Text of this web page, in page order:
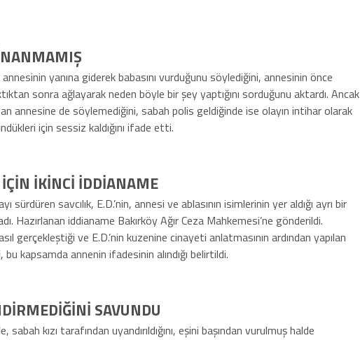
yanına giderek babasını vurduğunu söylediğini, annesinin önce
sonra ağlayarak neden böyle bir şey yaptığını sorduğunu aktardı. Ancak
an annesine de söylemediğini, sabah polis geldiğinde ise olayın intihar olarak
için sessiz kaldığını ifade etti.
İKİNCİ İDDİANAME
sürdüren savcılık, E.D.’nin, annesi ve ablasının isimlerinin yer aldığı ayrı bir
Hazırlanan iddianame Bakırköy Ağır Ceza Mahkemesi’ne gönderildi.
gerçekleştiği ve E.D.’nin kuzenine cinayeti anlatmasının ardından yapılan
kapsamda annenin ifadesinin alındığı belirtildi.
SAVUNDU
kızı tarafından uyandırıldığını, eşini başından vurulmuş halde